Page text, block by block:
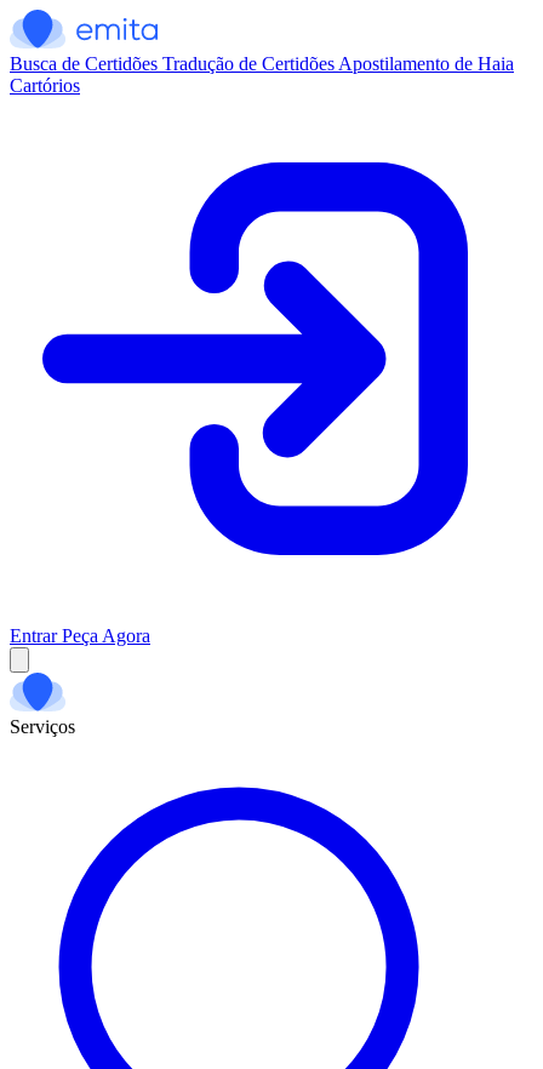
Busca de Certidões Tradução de Certidões Apostilamento de Haia
Cartórios
Entrar Peça Agora
Serviços